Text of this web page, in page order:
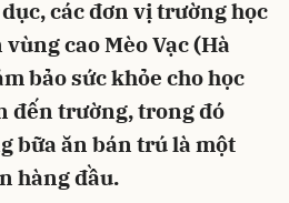
các đơn vị trường học
cao Mèo Vạc (Hà
bảo sức khỏe cho học
đến trường, trong đó
bữa ăn bán trú là một
hàng đầu.